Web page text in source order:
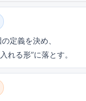
定義を決め、
れる形”に落とす。